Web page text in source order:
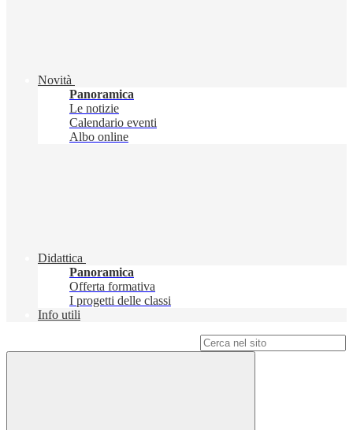
Novità
Panoramica
Le notizie
Calendario eventi
Albo online
Didattica
Panoramica
Offerta formativa
I progetti delle classi
Info utili